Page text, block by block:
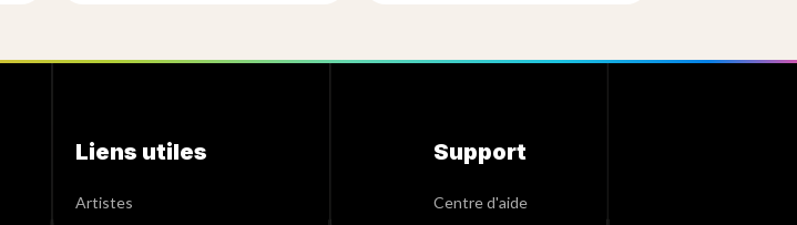
Liens utiles
Artistes
Support
Centre d'aide